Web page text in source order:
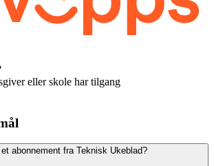
eller skole har tilgang
et abonnement fra Teknisk Ukeblad?